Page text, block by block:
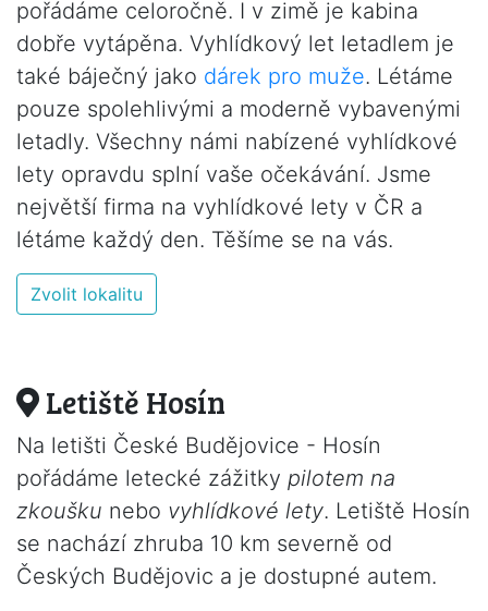
pořádáme celoročně. I v zimě je kabina
dobře vytápěna. Vyhlídkový let letadlem je
také báječný jako dárek pro muže. Létáme
pouze spolehlivými a moderně vybavenými
letadly. Všechny námi nabízené vyhlídkové
lety opravdu splní vaše očekávání. Jsme
největší firma na vyhlídkové lety v ČR a
létáme každý den. Těšíme se na vás.
Zvolit lokalitu
Letiště Hosín
Na letišti České Budějovice - Hosín
pořádáme letecké zážitky pilotem na
zkoušku nebo vyhlídkové lety. Letiště Hosín
se nachází zhruba 10 km severně od
Českých Budějovic a je dostupné autem.